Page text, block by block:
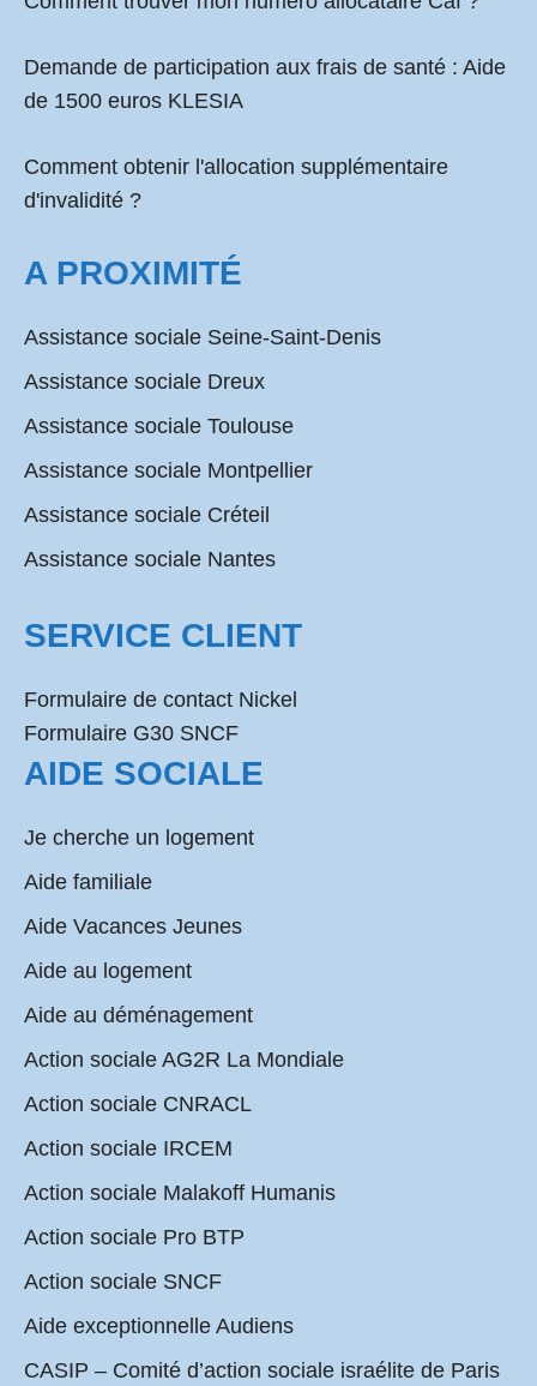
Demande de participation aux frais de santé : Aide
de 1500 euros KLESIA
Comment obtenir l'allocation supplémentaire
d'invalidité ?
A PROXIMITÉ
Assistance sociale Seine-Saint-Denis
Assistance sociale Dreux
Assistance sociale Toulouse
Assistance sociale Montpellier
Assistance sociale Créteil
Assistance sociale Nantes
SERVICE CLIENT
Formulaire de contact Nickel
Formulaire G30 SNCF
AIDE SOCIALE
Je cherche un logement
Aide familiale
Aide Vacances Jeunes
Aide au logement
Aide au déménagement
Action sociale AG2R La Mondiale
Action sociale CNRACL
Action sociale IRCEM
Action sociale Malakoff Humanis
Action sociale Pro BTP
Action sociale SNCF
Aide exceptionnelle Audiens
CASIP – Comité d’action sociale israélite de Paris